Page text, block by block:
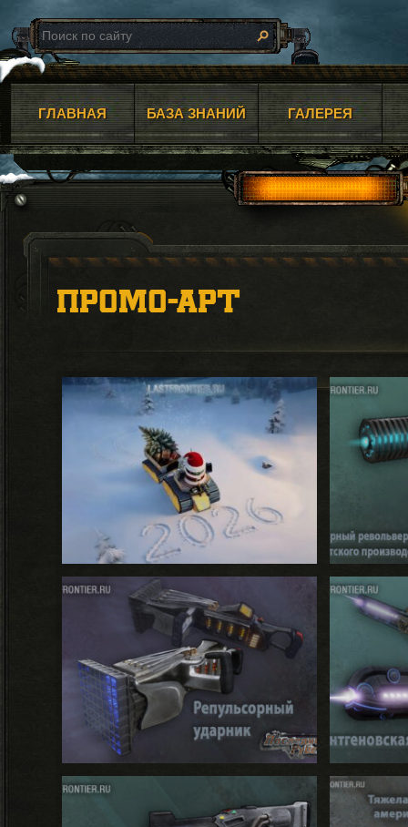
ГЛАВНАЯ БАЗА ЗНАНИЙ ГАЛЕРЕЯ
ПРОМО-АРТ